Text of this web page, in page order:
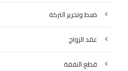
ضبط وتحرير التركة
عقد الزواج
قطع النفقة